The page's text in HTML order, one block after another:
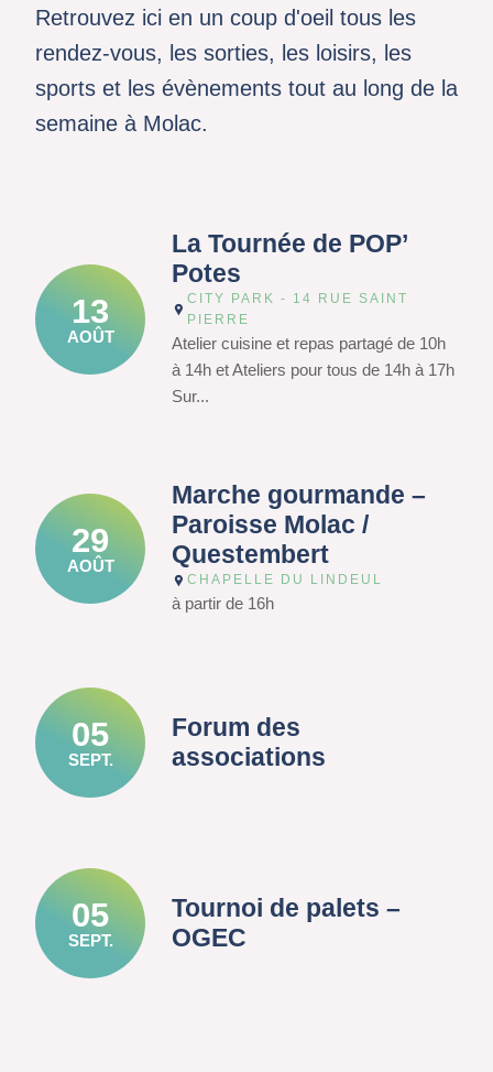
Retrouvez ici en un coup d'oeil tous les
rendez-vous, les sorties, les loisirs, les
sports et les évènements tout au long de la
semaine à Molac.
13
AOÛT
La Tournée de POP’
Potes
CITY PARK - 14 RUE SAINT
PIERRE
Atelier cuisine et repas partagé de 10h
à 14h et Ateliers pour tous de 14h à 17h
Sur...
29
AOÛT
Marche gourmande –
Paroisse Molac /
Questembert
CHAPELLE DU LINDEUL
à partir de 16h
05
SEPT.
Forum des
associations
05
SEPT.
Tournoi de palets –
OGEC